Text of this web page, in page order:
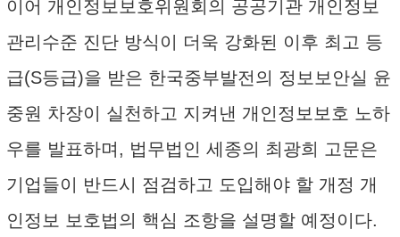
이어 개인정보보호위원회의 공공기관 개인정보
관리수준 진단 방식이 더욱 강화된 이후 최고 등
급(S등급)을 받은 한국중부발전의 정보보안실 윤
중원 차장이 실천하고 지켜낸 개인정보보호 노하
우를 발표하며, 법무법인 세종의 최광희 고문은
기업들이 반드시 점검하고 도입해야 할 개정 개
인정보 보호법의 핵심 조항을 설명할 예정이다.